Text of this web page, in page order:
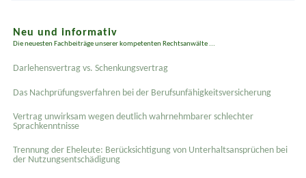
Neu und informativ
Die neuesten Fachbeiträge unserer kompetenten Rechtsanwälte ...
Darlehensvertrag vs. Schenkungsvertrag
Das Nachprüfungsverfahren bei der Berufsunfähigkeitsversicherung
Vertrag unwirksam wegen deutlich wahrnehmbarer schlechter
Sprachkenntnisse
Trennung der Eheleute: Berücksichtigung von Unterhaltsansprüchen bei
der Nutzungsentschädigung